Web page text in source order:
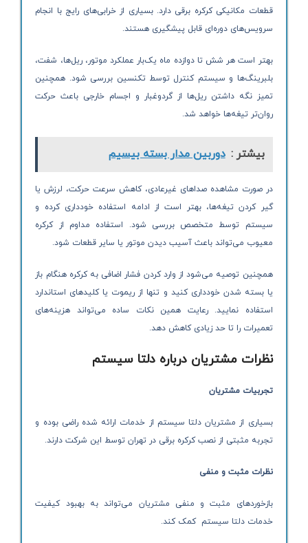
قطعات مکانیکی کرکره برقی دارد. بسیاری از خرابی‌های رایج با انجام
سرویس‌های دوره‌ای قابل پیشگیری هستند.
بهتر است هر شش تا دوازده ماه یک‌بار عملکرد موتور، ریل‌ها، شفت،
بلبرینگ‌ها و سیستم کنترل توسط تکنسین بررسی شود. همچنین
تمیز نگه داشتن ریل‌ها از گردوغبار و اجسام خارجی باعث حرکت
روان‌تر تیغه‌ها خواهد شد.
بیشتر : دوربین مدار بسته بیسیم
در صورت مشاهده صداهای غیرعادی، کاهش سرعت حرکت، لرزش یا
گیر کردن تیغه‌ها، بهتر است از ادامه استفاده خودداری کرده و
سیستم توسط متخصص بررسی شود. استفاده مداوم از کرکره
معیوب می‌تواند باعث آسیب دیدن موتور یا سایر قطعات شود.
همچنین توصیه می‌شود از وارد کردن فشار اضافی به کرکره هنگام باز
یا بسته شدن خودداری کنید و تنها از ریموت یا کلیدهای استاندارد
استفاده نمایید. رعایت همین نکات ساده می‌تواند هزینه‌های
تعمیرات را تا حد زیادی کاهش دهد.
نظرات مشتریان درباره دلتا سیستم
تجربیات مشتریان
بسیاری از مشتریان دلتا سیستم از خدمات ارائه شده راضی بوده و
تجربه مثبتی از نصب کرکره برقی در تهران توسط این شرکت دارند.
نظرات مثبت و منفی
بازخوردهای مثبت و منفی مشتریان می‌تواند به بهبود کیفیت
خدمات دلتا سیستم کمک کند.